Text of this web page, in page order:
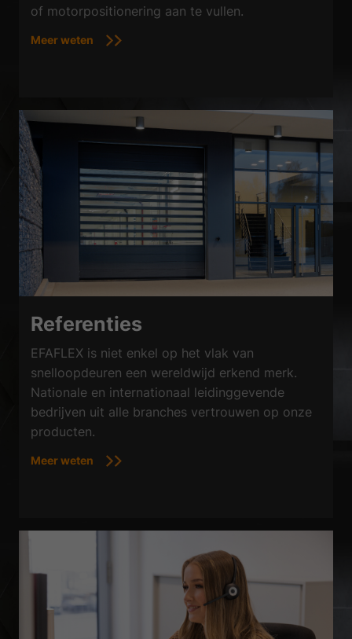
of motorpositionering aan te vullen.
Meer weten
Referenties
EFAFLEX is niet enkel op het vlak van
snelloopdeuren een wereldwijd erkend merk.
Nationale en internationaal leidinggevende
bedrijven uit alle branches vertrouwen op onze
producten.
Meer weten